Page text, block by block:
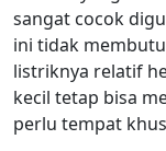
sangat cocok
ini tidak
listriknya relatif
kecil tetap bisa
perlu tempat